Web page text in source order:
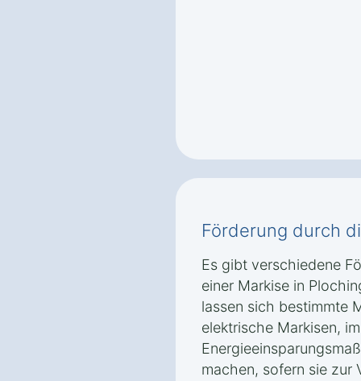
Förderung durch
Es gibt verschiedene
einer Markise in
lassen sich bestimmte
elektrische Markisen,
machen, sofern sie zur